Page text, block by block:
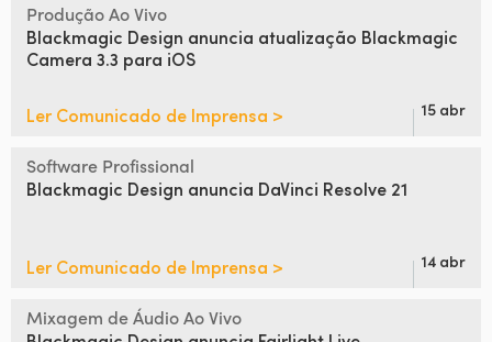
Mexico
New Zealand
Portugal
Produção Ao Vivo
Blackmagic Design anuncia atualização Blackmagic
Camera 3.3 para iOS
Ler Comunicado de Imprensa > 15 abr
Software Profissional
Blackmagic Design anuncia DaVinci Resolve 21
Ler Comunicado de Imprensa > 14 abr
Mixagem de Áudio Ao Vivo